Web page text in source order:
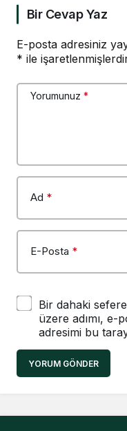
Bir Cevap Yaz
E-posta adresiniz
* ile
Yorumunuz *
Ad *
E-Posta *
Bir dahaki
üzere adımı, e-
adresimi bu
YORUM GÖNDER